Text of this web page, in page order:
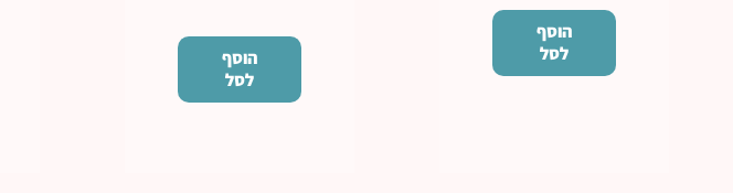
הוסף
לסל
הוסף
לסל